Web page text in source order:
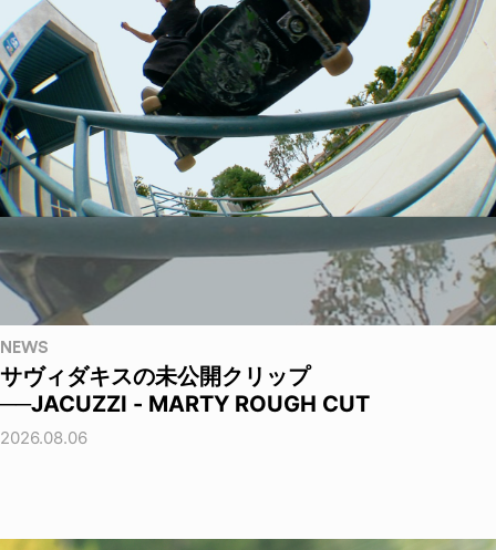
NEWS
サヴィダキスの未公開クリップ
──JACUZZI - MARTY ROUGH CUT
2026.08.06